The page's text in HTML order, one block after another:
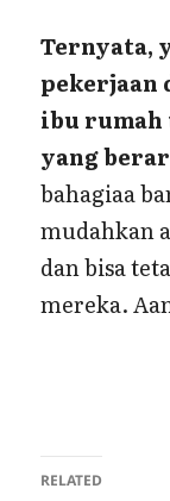
Ternyata,
pekerjaan
ibu rumah
yang
bahagiaa
mudahkan
dan bisa
mereka.
RELATED